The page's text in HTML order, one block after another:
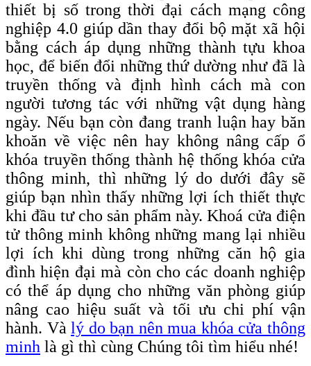
thiết bị số trong thời đại cách mạng công
nghiệp 4.0 giúp dần thay đổi bộ mặt xã hội
bằng cách áp dụng những thành tựu khoa
học, để biến đổi những thứ dường như đã là
truyền thống và định hình cách mà con
người tương tác với những vật dụng hàng
ngày. Nếu bạn còn đang tranh luận hay băn
khoăn về việc nên hay không nâng cấp ổ
khóa truyền thống thành hệ thống khóa cửa
thông minh, thì những lý do dưới đây sẽ
giúp bạn nhìn thấy những lợi ích thiết thực
khi đầu tư cho sản phẩm này. Khoá cửa điện
tử thông minh không những mang lại nhiều
lợi ích khi dùng trong những căn hộ gia
đình hiện đại mà còn cho các doanh nghiệp
có thể áp dụng cho những văn phòng giúp
nâng cao hiệu suất và tối ưu chi phí vận
hành. Vàlý do bạn nên mua khóa cửa thông
minh là gì thì cùng Chúng tôi tìm hiểu nhé!